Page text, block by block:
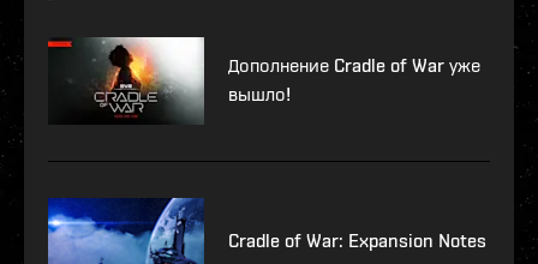
Дополнение Cradle of War уже
вышло!
Cradle of War: Expansion Notes